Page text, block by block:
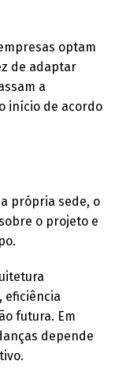
optam
de adaptar
a
início de acordo
própria sede, o
o projeto e
eficiência
futura. Em
depende